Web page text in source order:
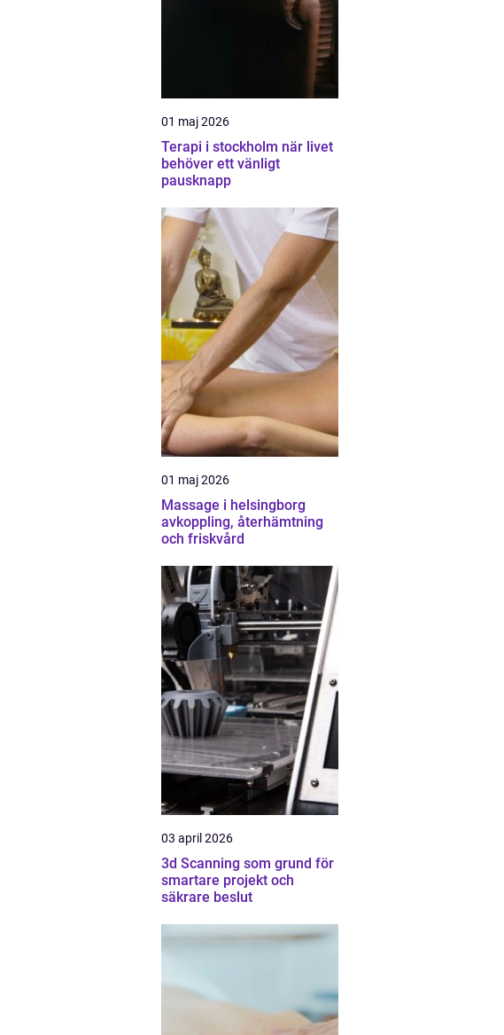
01 maj 2026
Terapi i stockholm när livet
behöver ett vänligt
pausknapp
01 maj 2026
Massage i helsingborg
avkoppling, återhämtning
och friskvård
03 april 2026
3d Scanning som grund för
smartare projekt och
säkrare beslut